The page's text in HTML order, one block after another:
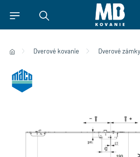
Dverové kovanie Dverové